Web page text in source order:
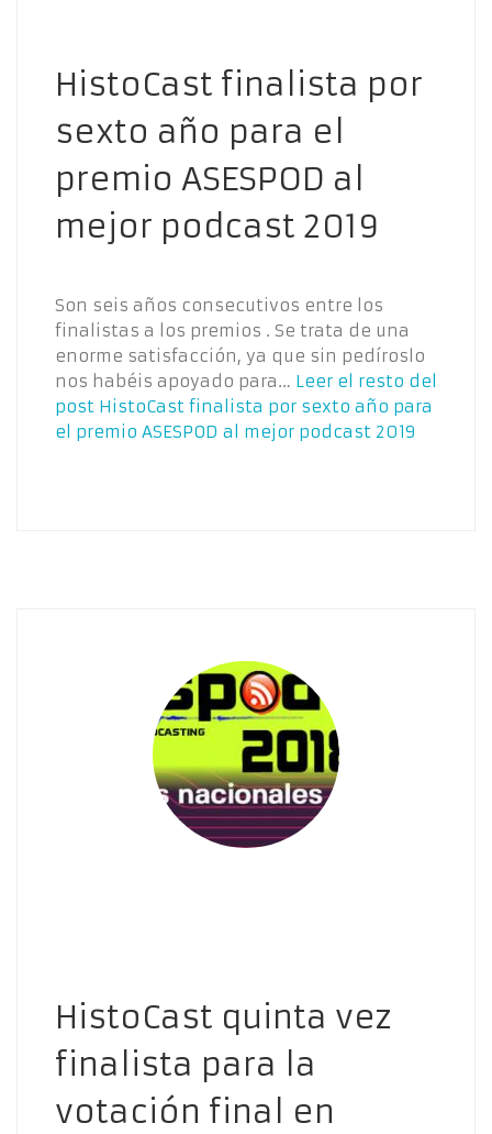
HistoCast finalista por
sexto año para el
premio ASESPOD al
mejor podcast 2019
Son seis años consecutivos entre los
finalistas a los premios . Se trata de una
enorme satisfacción, ya que sin pedíroslo
nos habéis apoyado para… Leer el resto del
post HistoCast finalista por sexto año para
el premio ASESPOD al mejor podcast 2019
HistoCast quinta vez
finalista para la
votación final en